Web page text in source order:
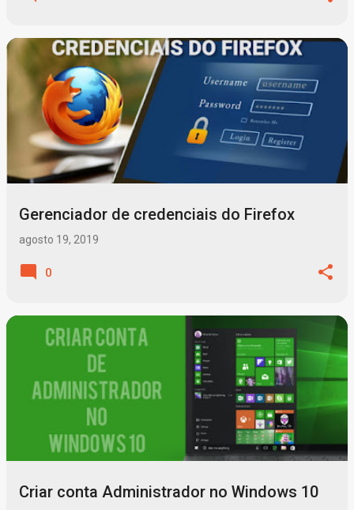
Gerenciador de credenciais do Firefox
agosto 19, 2019
0
Criar conta Administrador no Windows 10